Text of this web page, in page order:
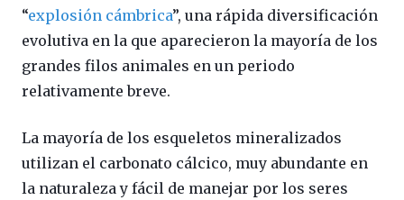
“explosión cámbrica”, una rápida diversificación
evolutiva en la que aparecieron la mayoría de los
grandes filos animales en un periodo
relativamente breve.
La mayoría de los esqueletos mineralizados
utilizan el carbonato cálcico, muy abundante en
la naturaleza y fácil de manejar por los seres